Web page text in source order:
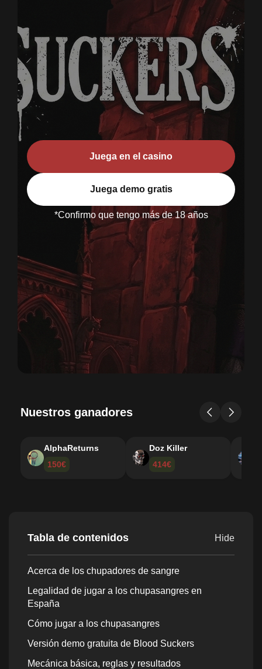
Juega en el casino
Juega demo gratis
*Confirmo que tengo más de 18 años
Nuestros ganadores
AlphaReturns
150€
Doz Killer
414€
Tabla de contenidos Hide
Acerca de los chupadores de sangre
Legalidad de jugar a los chupasangres en
España
Cómo jugar a los chupasangres
Versión demo gratuita de Blood Suckers
Mecánica básica, reglas y resultados